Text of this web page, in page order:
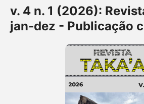
v. 4 n. 1 (2026):
jan-dez - Publicação